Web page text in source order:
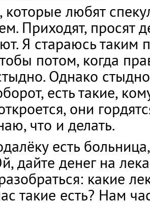
которые любят
Приходят, просят
Я стараюсь таким
потом, когда
Однако
есть такие,
они
что и делать.
есть
дайте денег на
какие
такие есть? Нам